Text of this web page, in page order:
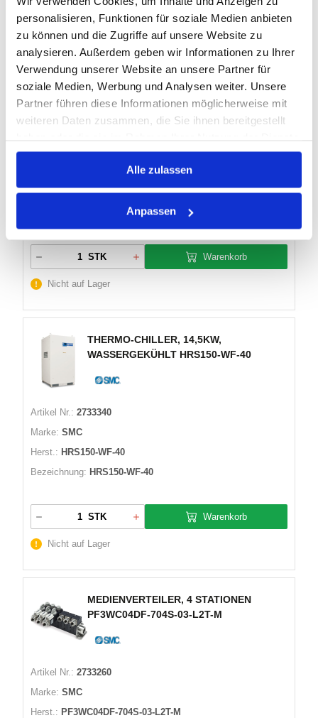
personalisieren, Funktionen für soziale Medien anbieten
zu können und die Zugriffe auf unsere Website zu
analysieren. Außerdem geben wir Informationen zu Ihrer
Verwendung unserer Website an unsere Partner für
soziale Medien, Werbung und Analysen weiter. Unsere
Partner führen diese Informationen möglicherweise mit
weiteren Daten zusammen, die Sie ihnen bereitgestellt
gesammelt haben.
Alle zulassen
Anpassen
Nicht auf Lager
KOMPAKTVARIANTE HEF002-A6
Artikel Nr.: 2733385
Herst.: HEF002-A6
HEF002-A6
STK Warenkorb
Nicht auf Lager
THERMO-CHILLER, 14,5KW,
WASSERGEKÜHLT HRS150-WF-40
Artikel Nr.: 2733340
Marke: SMC
Herst.: HRS150-WF-40
Bezeichnung: HRS150-WF-40
STK Warenkorb
Nicht auf Lager
MEDIENVERTEILER, 4 STATIONEN
PF3WC04DF-704S-03-L2T-M
Artikel Nr.: 2733260
Marke: SMC
Herst.: PF3WC04DF-704S-03-L2T-M